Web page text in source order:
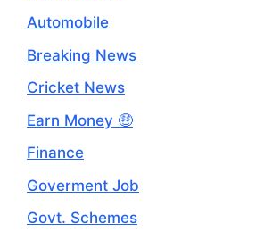
Automobile
Breaking News
Cricket News
Earn Money 🤑
Finance
Goverment Job
Govt. Schemes